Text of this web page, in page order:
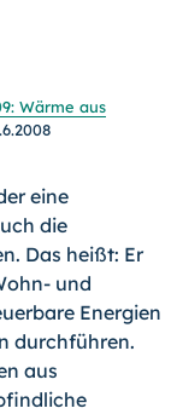
Wärme aus
eine
die
Das heißt: Er
und
Energien
durchführen.
aus